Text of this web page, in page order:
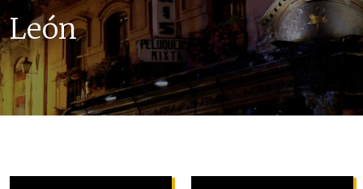
León